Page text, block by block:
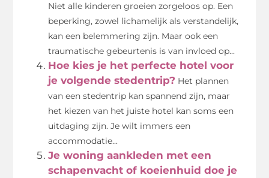
Niet alle kinderen groeien zorgeloos op. Een
beperking, zowel lichamelijk als verstandelijk,
kan een belemmering zijn. Maar ook een
traumatische gebeurtenis is van invloed op...
Hoe kies je het perfecte hotel voor
je volgende stedentrip? Het plannen
van een stedentrip kan spannend zijn, maar
het kiezen van het juiste hotel kan soms een
uitdaging zijn. Je wilt immers een
accommodatie...
Je woning aankleden met een
schapenvacht of koeienhuid doe je